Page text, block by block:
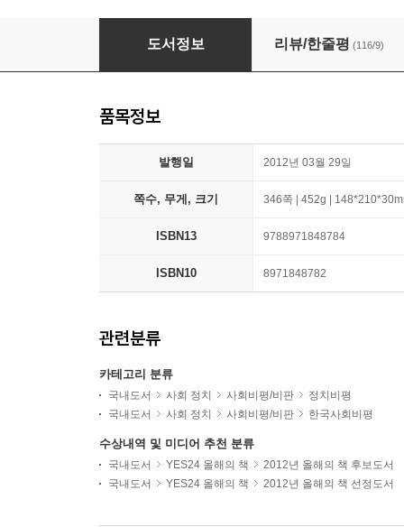
도서정보 리뷰/한줄평 (116/9)
품목정보
발행일 2012년 03월 29일
쪽수, 무게, 크기 346쪽 | 452g |
ISBN13 9788971848784
ISBN10 8971848782
관련분류
카테고리 분류
국내도서 사회 정치 사회비평/비판
정치비평
국내도서
사회 정치 사회비평/비판 한국사회비평
수상내역 및 미디어 추천 분류
국내도서 YES24 올해의 책
2012년 올해의 책 후보도서
국내도서
YES24 올해의 책 2012년 올해의 책 선정도서